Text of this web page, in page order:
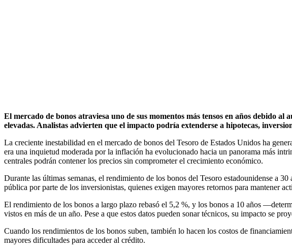
El mercado de bonos atraviesa uno de sus momentos más tensos en años debido
elevadas. Analistas advierten que el impacto podría extenderse a hipotecas,
La creciente inestabilidad en el mercado de bonos del Tesoro de Estados Unidos ha
era una inquietud moderada por la inflación ha evolucionado hacia un panorama más
centrales podrán contener los precios sin comprometer el crecimiento económico.
Durante las últimas semanas, el rendimiento de los bonos del Tesoro estadounidense a
pública por parte de los inversionistas, quienes exigen mayores retornos para mantener
El rendimiento de los bonos a largo plazo rebasó el 5,2 %, y los bonos a 10 años
vistos en más de un año. Pese a que estos datos pueden sonar técnicos, su impacto se
Cuando los rendimientos de los bonos suben, también lo hacen los costos de
mayores dificultades para acceder al crédito.